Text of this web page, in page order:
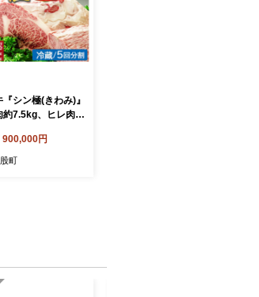
『シン極(きわみ)』
約7.5kg、ヒレ肉約
牛 牛肉 おすすめ
国産牛肉 和牛 人
900,000円
町